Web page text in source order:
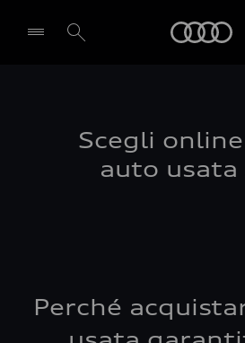
Scegli
auto usata
Perché